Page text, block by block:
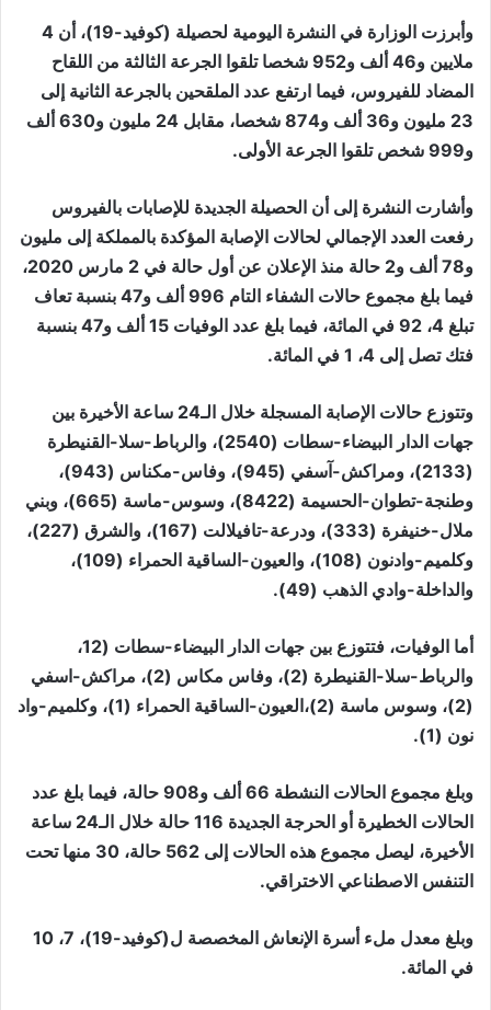
وأبرزت الوزارة في النشرة اليومية لحصيلة (كوفيد-19)، أن 4
ملايين و46 ألف و952 شخصا تلقوا الجرعة الثالثة من اللقاح
المضاد للفيروس، فيما ارتفع عدد الملقحين بالجرعة الثانية إلى
23 مليون و36 ألف و874 شخصا، مقابل 24 مليون و630 ألف
و999 شخص تلقوا الجرعة الأولى.
وأشارت النشرة إلى أن الحصيلة الجديدة للإصابات بالفيروس
رفعت العدد الإجمالي لحالات الإصابة المؤكدة بالمملكة إلى مليون
و78 ألف و2 حالة منذ الإعلان عن أول حالة في 2 مارس 2020،
فيما بلغ مجموع حالات الشفاء التام 996 ألف و47 بنسبة تعاف
تبلغ 4، 92 في المائة، فيما بلغ عدد الوفيات 15 ألف و47 بنسبة
فتك تصل إلى 4، 1 في المائة.
وتتوزع حالات الإصابة المسجلة خلال الـ24 ساعة الأخيرة بين
جهات الدار البيضاء-سطات (2540)، والرباط-سلا-القنيطرة
(2133)، ومراكش-آسفي (945)، وفاس-مكناس (943)،
وطنجة-تطوان-الحسيمة (8422)، وسوس-ماسة (665)، وبني
ملال-خنيفرة (333)، ودرعة-تافيلالت (167)، والشرق (227)،
وكلميم-وادنون (108)، والعيون-الساقية الحمراء (109)،
والداخلة-وادي الذهب (49).
أما الوفيات، فتتوزع بين جهات الدار البيضاء-سطات (12،
والرباط-سلا-القنيطرة (2)، وفاس مكاس (2)، مراكش-اسفي
(2)، وسوس ماسة (2)،العيون-الساقية الحمراء (1)، وكلميم-واد
نون (1).
وبلغ مجموع الحالات النشطة 66 ألف و908 حالة، فيما بلغ عدد
الحالات الخطيرة أو الحرجة الجديدة 116 حالة خلال الـ24 ساعة
الأخيرة، ليصل مجموع هذه الحالات إلى 562 حالة، 30 منها تحت
التنفس الاصطناعي الاختراقي.
وبلغ معدل ملء أسرة الإنعاش المخصصة ل(كوفيد-19)، 7، 10
في المائة.